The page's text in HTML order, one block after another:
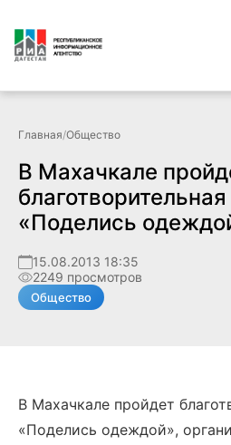
Главная/Общество
В Махачкале
«Поделись
15.08.2013 18:35
2249 просмотров
Общество
В Махачкале пройдет
«Поделись одеждой»,